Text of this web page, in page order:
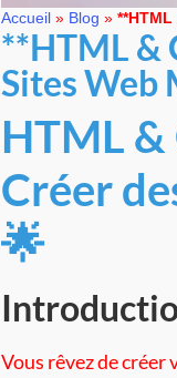
Accueil » Blog »
**HTML &
Sites Web
HTML &
Créer
🌟
Vous rêvez de créer